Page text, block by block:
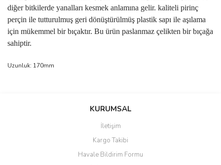
diğer bitkilerde yanalları kesmek anlamına gelir. kaliteli pirinç
perçin ile tutturulmuş geri dönüştürülmüş plastik sapı ile aşılama
için mükemmel bir bıçaktır. Bu ürün paslanmaz çelikten bir bıçağa
sahiptir.
Uzunluk: 170mm
Bu ürüne ilk yorumu siz yapın!
Ürün resmi kalitesiz, bozuk veya görüntülenemiyor.
Ürün açıklamasında eksik bilgiler bulunuyor.
KURUMSAL
İletişim
Kargo Takibi
Havale Bildirim Formu